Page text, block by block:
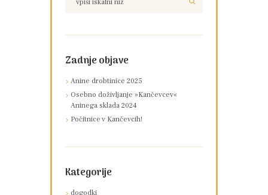
Zadnje objave
Anine drobtinice 2025
Osebno doživljanje »Kančevcev«
Aninega sklada 2024
Počitnice v Kančevcih!
Kategorije
dogodki